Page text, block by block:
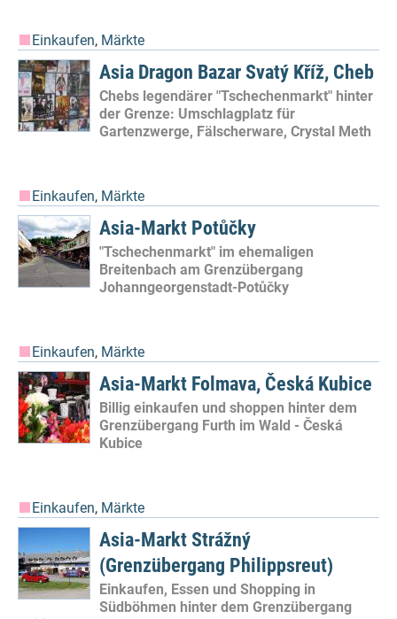
Einkaufen, Märkte
Asia Dragon Bazar Svatý Kříž, Cheb
Chebs legendärer "Tschechenmarkt" hinter
der Grenze: Umschlagplatz für
Gartenzwerge, Fälscherware, Crystal Meth
Einkaufen, Märkte
Asia-Markt Potůčky
"Tschechenmarkt" im ehemaligen
Breitenbach am Grenzübergang
Johanngeorgenstadt-Potůčky
Einkaufen, Märkte
Asia-Markt Folmava, Česká Kubice
Billig einkaufen und shoppen hinter dem
Grenzübergang Furth im Wald - Česká
Kubice
Einkaufen, Märkte
Asia-Markt Strážný
(Grenzübergang Philippsreut)
Einkaufen, Essen und Shopping in
Südböhmen hinter dem Grenzübergang